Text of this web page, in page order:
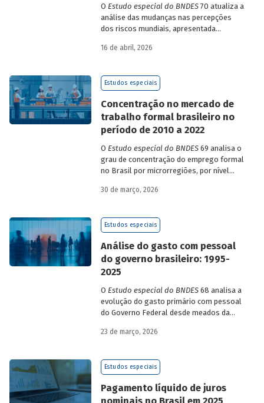
O Estudo especial do BNDES70 atualiza a
análise das mudanças nas percepções
dos riscos mundiais, apresentada
dos relatórios Global Risks Report (GRR)
pesquisas de avaliação dos riscos
mundiais para o ano em curso e para dois
16 de abril, 2026
Estudos especiais
Concentração no mercado de
trabalho formal brasileiro no
período de 2010 a 2022
O Estudo especial do BNDES69 analisa o
grau de concentração do emprego formal
no Brasil por microrregiões, por nível
setores, entre 2010 e 2022.
30 de março, 2026
Estudos especiais
Análise do gasto com pessoal
do governo brasileiro: 1995-
2025
O Estudo especial do BNDES68 analisa a
evolução do gasto primário com pessoal
do Governo Federal desde meados da
durante esse período e as mudanças
23 de março, 2026
Estudos especiais
Pagamento líquido de juros